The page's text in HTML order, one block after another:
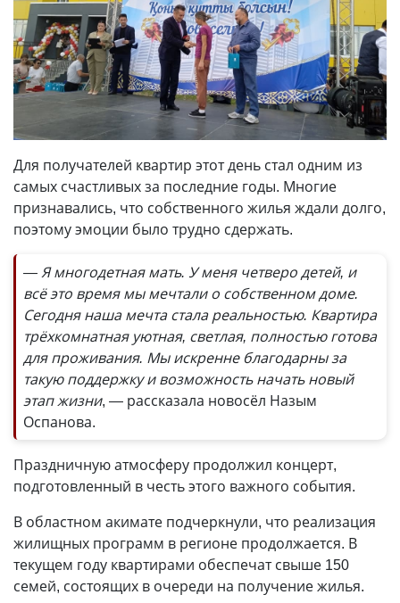
Для получателей квартир этот день стал одним из
самых счастливых за последние годы. Многие
признавались, что собственного жилья ждали долго,
поэтому эмоции было трудно сдержать.
— Я многодетная мать. У меня четверо детей, и
всё это время мы мечтали о собственном доме.
Сегодня наша мечта стала реальностью. Квартира
трёхкомнатная уютная, светлая, полностью готова
для проживания. Мы искренне благодарны за
такую поддержку и возможность начать новый
этап жизни, — рассказала новосёл Назым
Оспанова.
Праздничную атмосферу продолжил концерт,
подготовленный в честь этого важного события.
В областном акимате подчеркнули, что реализация
жилищных программ в регионе продолжается. В
текущем году квартирами обеспечат свыше 150
семей, состоящих в очереди на получение жилья.